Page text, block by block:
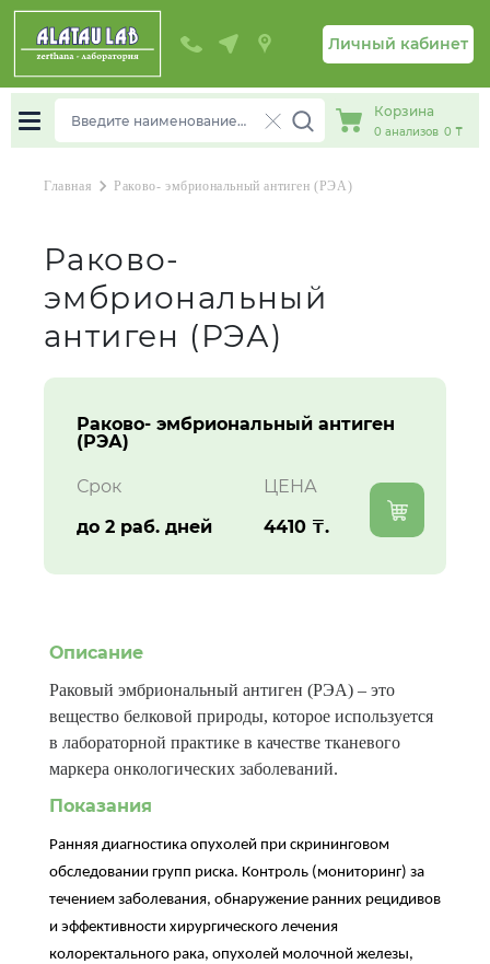
Личный кабинет
Корзина
0 анализов 0 ₸
Главная chevron_right Раково- эмбриональный антиген (РЭА)
Раково-
эмбриональный
антиген (РЭА)
Раково- эмбриональный антиген
(РЭА)
Срок
до 2 раб. дней
ЦЕНА
4410 ₸.
Описание
Раковый эмбриональный антиген (РЭА) – это
вещество белковой природы, которое используется
в лабораторной практике в качестве тканевого
маркера онкологических заболеваний.
Показания
Ранняя диагностика опухолей при скрининговом
обследовании групп риска. Контроль (мониторинг) за
течением заболевания, обнаружение ранних рецидивов
и эффективности хирургического лечения
колоректального рака, опухолей молочной железы,